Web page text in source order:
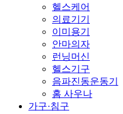
헬스케어
의료기기
이미용기
안마의자
런닝머신
헬스기구
음파진동운동기
홈 사우나
가구·침구